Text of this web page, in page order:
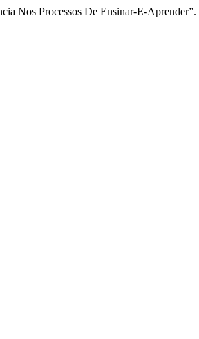
Nos Processos De Ensinar-E-Aprender”.